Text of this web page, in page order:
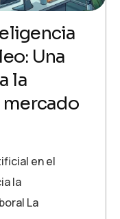
Una
la
en el
la
La